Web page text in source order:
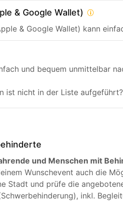
& Google Wallet)
& Google Wallet) kann
und bequem unmittelbar
ist nicht in der Liste
und Menschen mit
Wunschevent auch die
Stadt und prüfe die
inkl.